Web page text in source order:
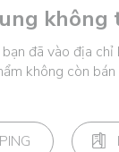
không
đã vào địa chỉ
không còn